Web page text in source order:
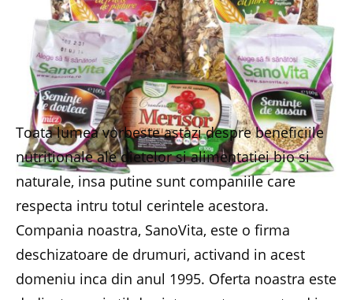
Toata lumea vorbeste astazi despre beneficiile
nutritionale ale dietelor si alimentatiei bio si
naturale, insa putine sunt companiile care
respecta intru totul cerintele acestora.
Compania noastra, SanoVita, este o firma
deschizatoare de drumuri, activand in acest
domeniu inca din anul 1995. Oferta noastra este